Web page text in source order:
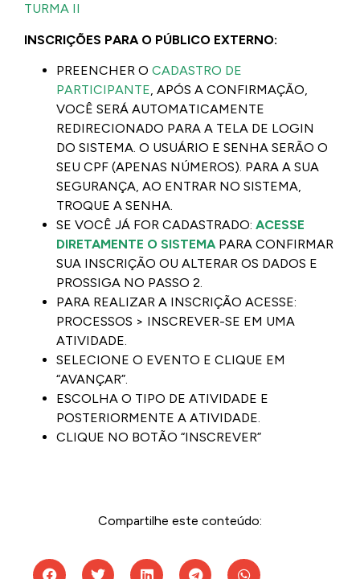
TURMA II
INSCRIÇÕES PARA O PÚBLICO EXTERNO:
PREENCHER O CADASTRO DE
PARTICIPANTE, APÓS A CONFIRMAÇÃO,
VOCÊ SERÁ AUTOMATICAMENTE
REDIRECIONADO PARA A TELA DE LOGIN
DO SISTEMA. O USUÁRIO E SENHA SERÃO O
SEU CPF (APENAS NÚMEROS). PARA A SUA
SEGURANÇA, AO ENTRAR NO SISTEMA,
TROQUE A SENHA.
SE VOCÊ JÁ FOR CADASTRADO: ACESSE
DIRETAMENTE O SISTEMAPARA CONFIRMAR
SUA INSCRIÇÃO OU ALTERAR OS DADOS E
PROSSIGA NO PASSO 2.
PARA REALIZAR A INSCRIÇÃO ACESSE:
PROCESSOS > INSCREVER-SE EM UMA
ATIVIDADE.
SELECIONE O EVENTO E CLIQUE EM
“AVANÇAR”.
ESCOLHA O TIPO DE ATIVIDADE E
POSTERIORMENTE A ATIVIDADE.
CLIQUE NO BOTÃO “INSCREVER”
Compartilhe este conteúdo: